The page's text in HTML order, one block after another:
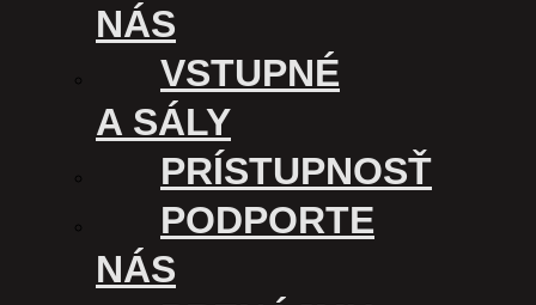
NÁS
VSTUPNÉ
A SÁLY
PRÍSTUPNOSŤ
PODPORTE
NÁS
KINO ÚSMEV
040 01 Košice